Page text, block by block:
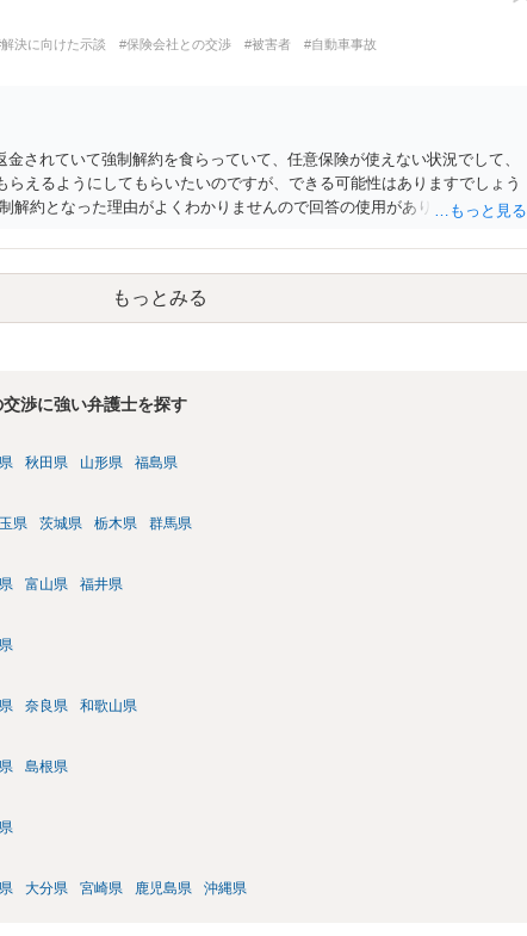
決に向けた示談 #保険会社との交渉 #被害者 #自動車事故
されていて強制解約を食らっていて、任意保険が使えない状況でして、
らえるようにしてもらいたいのですが、できる可能性はありますでしょう
約となった理由がよくわかりませんので回答の使用がありません。 ま
人生終わるんじゃないかと思っています。 →支払いが困難な場合、破産含
ので、その場合はお近くの法律事務所でご相談ください。
もっとみる
渉に強い弁護士を探す
秋田県 山形県 福島県
県 茨城県 栃木県 群馬県
富山県 福井県
奈良県 和歌山県
島根県
大分県 宮崎県 鹿児島県 沖縄県